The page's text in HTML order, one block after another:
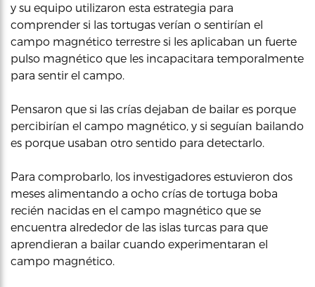
y su equipo utilizaron esta estrategia para
comprender si las tortugas verían o sentirían el
campo magnético terrestre si les aplicaban un fuerte
pulso magnético que les incapacitara temporalmente
para sentir el campo.
Pensaron que si las crías dejaban de bailar es porque
percibirían el campo magnético, y si seguían bailando
es porque usaban otro sentido para detectarlo.
Para comprobarlo, los investigadores estuvieron dos
meses alimentando a ocho crías de tortuga boba
recién nacidas en el campo magnético que se
encuentra alrededor de las islas turcas para que
aprendieran a bailar cuando experimentaran el
campo magnético.